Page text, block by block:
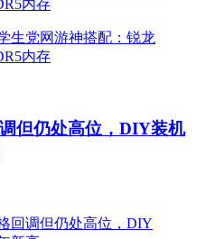
但仍处高位，DIY装机